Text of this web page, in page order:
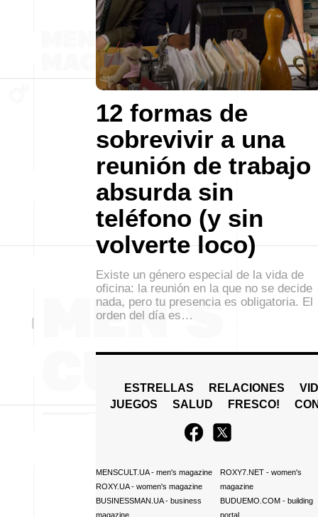
12 formas de
sobrevivir a una
reunión de trabajo
absurda sin
teléfono (y sin
volverte loco)
Existe un género especial de la vida de
oficina: la reunión en la que no se decide
nada, pero tu presencia es obligatoria. El
orden del día es…
ESTRELLAS RELACIONES
JUEGOS
SALUD FRESCO!
MENSCULT.UA- men's magazine
ROXY.UA- women's magazine
BUSINESSMAN.UA- business
magazine
ROXY7.NET- women's
magazine
BUDUEMO.COM- building
portal